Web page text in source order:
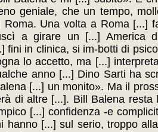
geniale, che un tempo,
Roma. Una volta a Roma [...]
a girare un [...] America
fini in clinica, si im-botti di
lo accetto, ma [...]
anno [...] Dino Sarti ha
[...] un monito». Ma il
di altre [...]. Bill Balena resta
[...] confidenza -e
hanno [...] sul serio, troppo